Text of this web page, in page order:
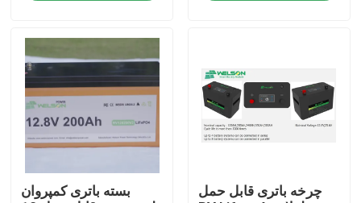
باتری 12 ولت lifepo4
باتری 48 ولت Lifepo4
باتری RV Lifepo4
پاوروال LiFePO4
بسته باتری کمپروان
چرخه باتری قابل حمل